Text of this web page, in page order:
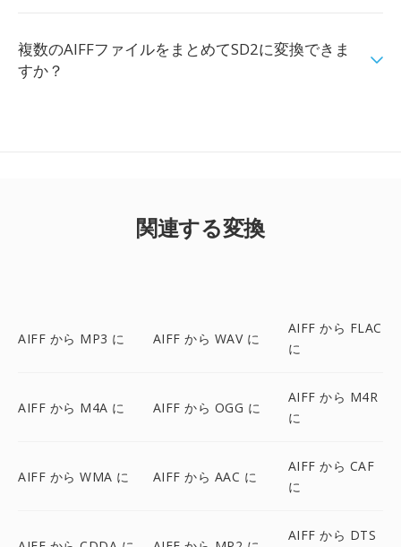
複数のAIFFファイルをまとめてSD2に変換できま
すか？
関連する変換
AIFF から MP3 に AIFF から WAV に
AIFF から FLAC
に
AIFF から M4A に AIFF から OGG に
AIFF から M4R
に
AIFF から WMA に AIFF から AAC に
AIFF から CAF
に
AIFF から DTS